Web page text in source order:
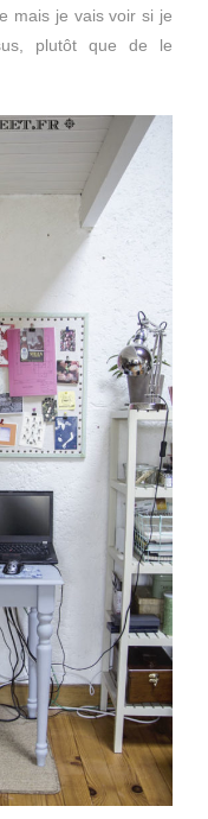
mais je vais voir si je
plutôt que de le